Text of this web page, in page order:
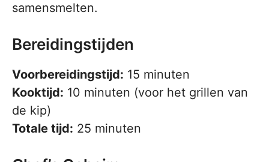
samensmelten.
Bereidingstijden
Voorbereidingstijd: 15 minuten
Kooktijd: 10 minuten (voor het grillen van
de kip)
Totale tijd: 25 minuten